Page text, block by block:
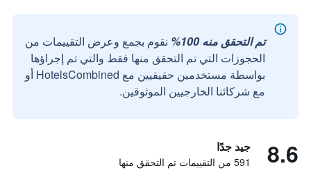
تم التحقق منه 100%
نقوم بجمع وعرض التقييمات من
الحجوزات التي تم التحقق منها فقط والتي تم إجراؤها
بواسطة مستخدمين حقيقيين مع HotelsCombined أو
مع شركائنا الخارجيين الموثوقين.
8.6 جيد جدًا
591 من التقييمات تم التحقق منها